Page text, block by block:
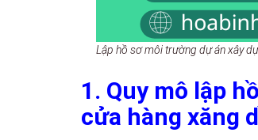
Lập hồ sơ môi trường dự án xây
1. Quy mô lập
cửa hàng xăng